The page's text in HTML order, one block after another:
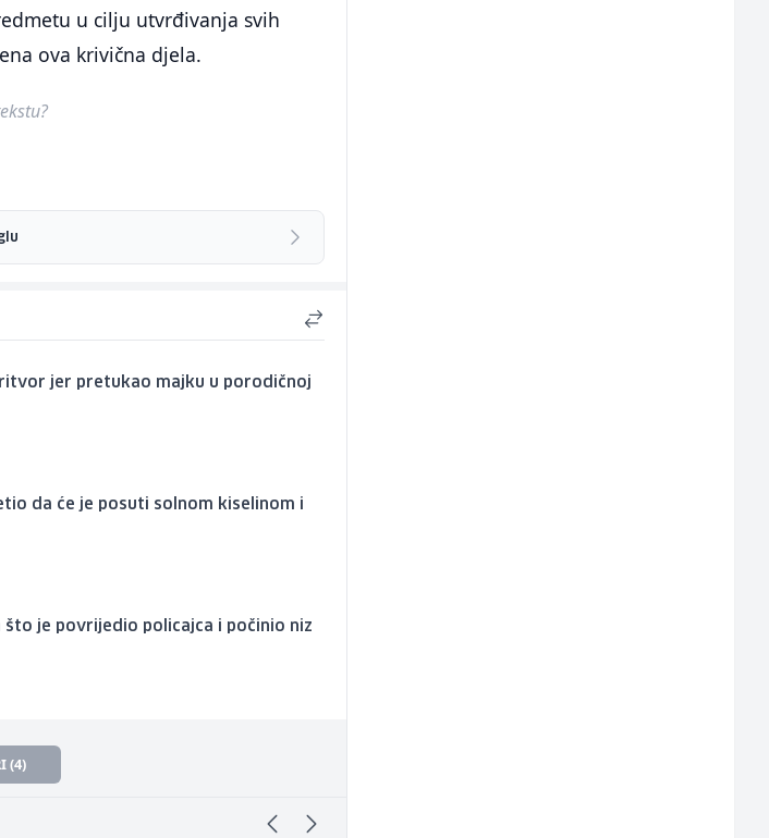
u cilju utvrđivanja svih
ova krivična djela.
jer pretukao majku u porodičnoj
da će je posuti solnom kiselinom i
je povrijedio policajca i počinio niz
(4)